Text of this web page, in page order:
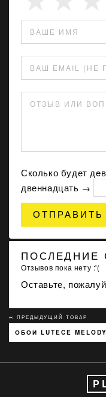
ВАШЕ ИМЯ
ВАШ EMAIL (НЕ
ОТЗЫВ ИЛИ
Сколько будет
двеннадцать →
ОТПРАВИТЬ
ПОСЛЕДНИЕ
Отзывов пока нету :'(
Оставьте,
↢ ПРЕДЫДУЩИЙ ТОВАР
ОБОИ LUTECE